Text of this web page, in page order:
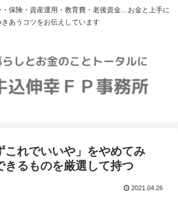
保険・資産運用・教育費・老後資金…お金と上手に
きあうコツをお伝えしています
これでいいや」をやめてみ
きるものを厳選して持つ
2021.04.26